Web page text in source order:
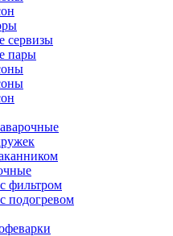
сервизы
пары
фильтром
подогревом